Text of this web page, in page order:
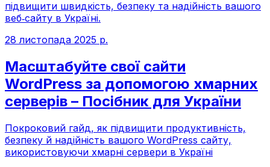
підвищити швидкість, безпеку та надійність вашого
веб‑сайту в Україні.
28 листопада 2025 р.
Масштабуйте свої сайти
WordPress за допомогою хмарних
серверів – Посібник для України
Покроковий гайд, як підвищити продуктивність,
безпеку й надійність вашого WordPress сайту,
використовуючи хмарні сервери в Україні